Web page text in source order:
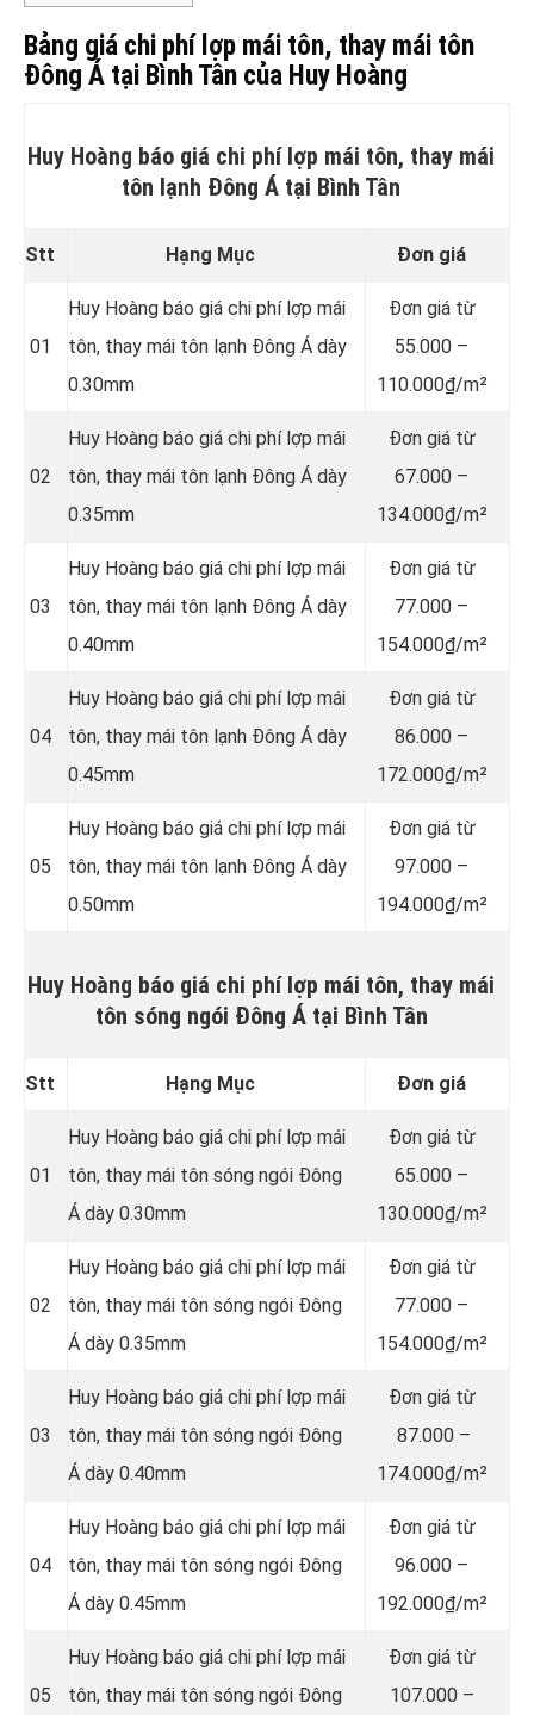
Bảng giá chi phí lợp mái tôn, thay mái tôn
Đông Á tại Bình Tân của Huy Hoàng
Huy Hoàng báo giá chi phí lợp mái tôn, thay mái
tôn lạnh Đông Á tại Bình Tân
Stt Hạng Mục Đơn giá
01
Huy Hoàng báo giá chi phí lợp mái
tôn, thay mái tôn lạnh Đông Á dày
0.30mm
Đơn giá từ
55.000 –
110.000₫/m²
02
Huy Hoàng báo giá chi phí lợp mái
tôn, thay mái tôn lạnh Đông Á dày
0.35mm
Đơn giá từ
67.000 –
134.000₫/m²
03
Huy Hoàng báo giá chi phí lợp mái
tôn, thay mái tôn lạnh Đông Á dày
0.40mm
Đơn giá từ
77.000 –
154.000₫/m²
04
Huy Hoàng báo giá chi phí lợp mái
tôn, thay mái tôn lạnh Đông Á dày
0.45mm
Đơn giá từ
86.000 –
172.000₫/m²
05
Huy Hoàng báo giá chi phí lợp mái
tôn, thay mái tôn lạnh Đông Á dày
0.50mm
Đơn giá từ
97.000 –
194.000₫/m²
Huy Hoàng báo giá chi phí lợp mái tôn, thay mái
tôn sóng ngói Đông Á tại Bình Tân
Stt Hạng Mục Đơn giá
01
Huy Hoàng báo giá chi phí lợp mái
tôn, thay mái tôn sóng ngói Đông
Á dày 0.30mm
Đơn giá từ
65.000 –
130.000₫/m²
02
Huy Hoàng báo giá chi phí lợp mái
tôn, thay mái tôn sóng ngói Đông
Á dày 0.35mm
Đơn giá từ
77.000 –
154.000₫/m²
03
Huy Hoàng báo giá chi phí lợp mái
tôn, thay mái tôn sóng ngói Đông
Á dày 0.40mm
Đơn giá từ
87.000 –
174.000₫/m²
04
Huy Hoàng báo giá chi phí lợp mái
tôn, thay mái tôn sóng ngói Đông
Á dày 0.45mm
Đơn giá từ
96.000 –
192.000₫/m²
05
Huy Hoàng báo giá chi phí lợp mái
tôn, thay mái tôn sóng ngói Đông
Đơn giá từ
107.000 –